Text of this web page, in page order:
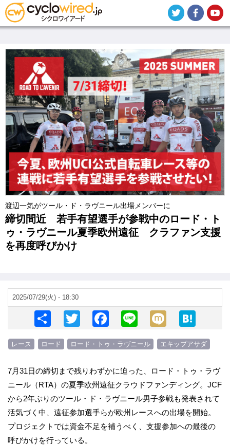
メ
イ
テ
ン
に
移
動
渡辺一気がツール・ド・ラヴニール出場メンバーに
締切間近 若手有望選手が参戦中のロード・ト
ゥ・ラヴニール夏季欧州遠征 クラファン支援
を再度呼びかけ
2025/07/29(火) - 18:30
S
h
ar
e
T
wi
tt
er
F
a
c
e
b
o
o
k
Li
n
e
M
ixi
at
e
n
a
レース ロード ロード・トゥ・ラヴニール エキップアサダ
7月31日の締切まで残りわずかに迫った、ロード・トゥ・ラヴ
ニール（RTA）の夏季欧州遠征クラウドファンディング。JCF
から2年ぶりのツール・ド・ラヴニール男子参戦も発表されて
活気づく中、遠征参加選手らが欧州レースへの出場を開始。
プロジェクトでは資金不足を補うべく、支援参加への最後の
呼びかけを行っている。